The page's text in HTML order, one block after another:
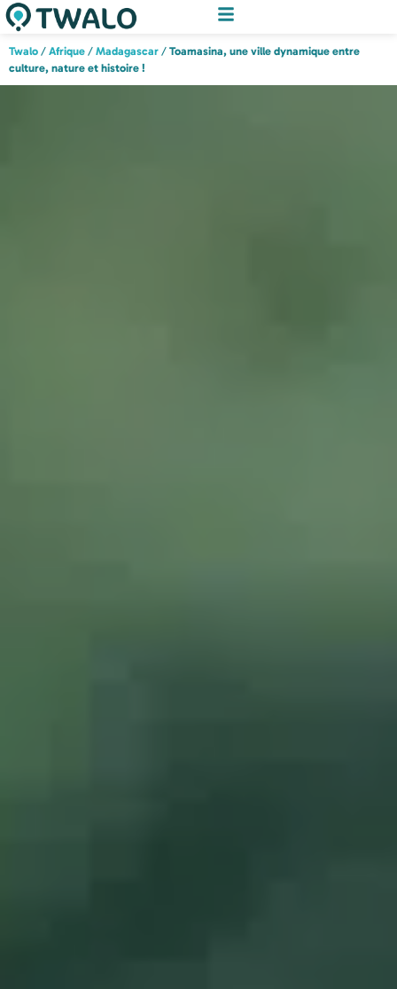
Twalo / Afrique / Madagascar / Toamasina, une ville dynamique entre
culture, nature et histoire !